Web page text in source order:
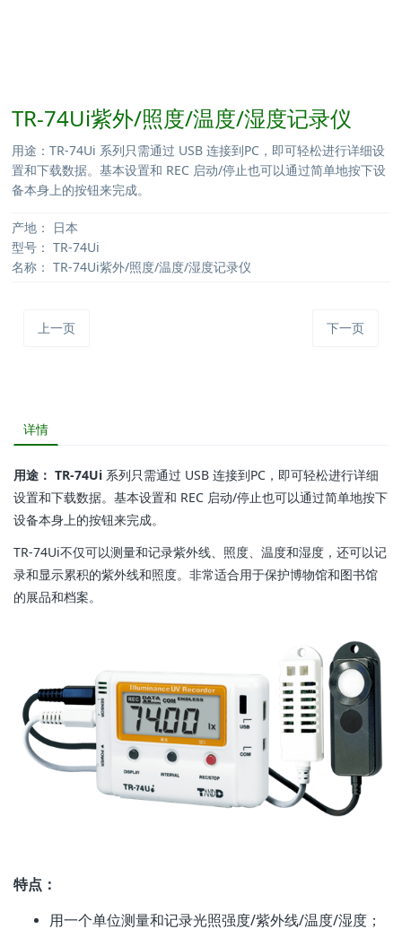
TR-74Ui紫外/照度/温度/湿度记录仪
用途：TR-74Ui 系列只需通过 USB 连接到PC，即可轻松进行详细设
置和下载数据。基本设置和 REC 启动/停止也可以通过简单地按下设
备本身上的按钮来完成。
产地：
日本
型号： TR-74Ui
名称： TR-74Ui紫外/照度/温度/湿度记录仪
上一页 下一页
详情
用途： TR-74Ui 系列只需通过 USB 连接到PC，即可轻松进行详细
设置和下载数据。基本设置和 REC 启动/停止也可以通过简单地按下
设备本身上的按钮来完成。
TR-74Ui不仅可以测量和记录紫外线、照度、温度和湿度，还可以记
录和显示累积的紫外线和照度。非常适合用于保护博物馆和图书馆
的展品和档案。
特点：
用一个单位测量和记录光照强度/紫外线/温度/湿度；